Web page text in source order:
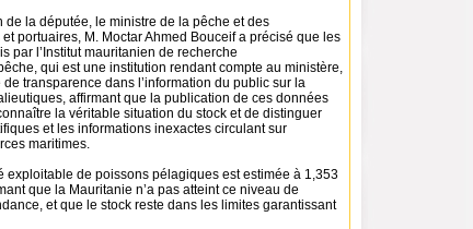
de la députée, le ministre de la pêche et des
portuaires, M. Moctar Ahmed Bouceif a précisé que les
par l’Institut mauritanien de recherche
qui est une institution rendant compte au ministère,
transparence dans l’information du public sur la
affirmant que la publication de ces données
la véritable situation du stock et de distinguer
et les informations inexactes circulant sur
maritimes.
exploitable de poissons pélagiques est estimée à 1,353
que la Mauritanie n’a pas atteint ce niveau de
et que le stock reste dans les limites garantissant